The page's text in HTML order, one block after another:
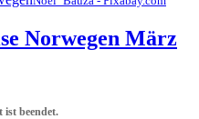
Norwegen März
ist beendet.